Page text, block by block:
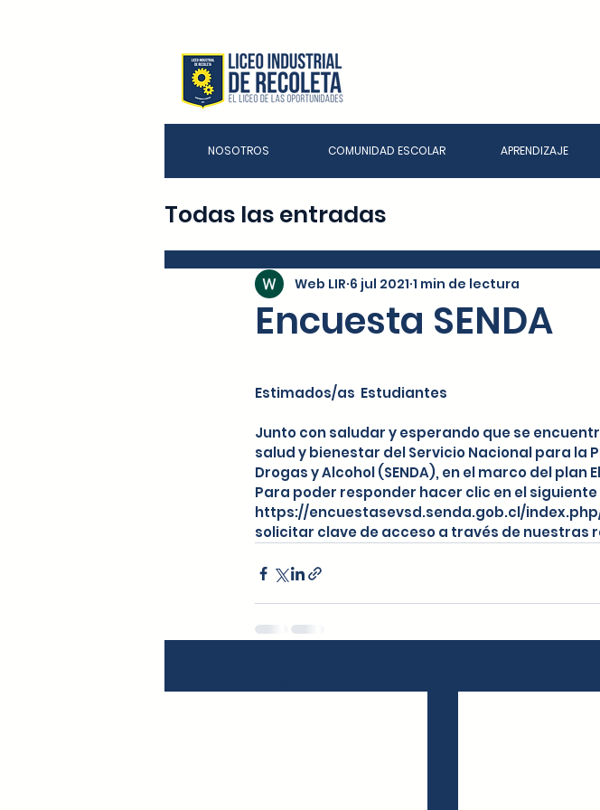
NOSOTROS COMUNIDAD ESCOLAR APRENDIZAJE
Todas las entradas
Encuesta SENDA
Web LIR 6 jul 2021 1 min de lectura
Estimados/as  Estudiantes
Junto con saludar y esperando que se
salud y bienestar del Servicio Nacional para la
Drogas y Alcohol (SENDA), en el marco del plan
Para poder responder hacer clic en el siguiente
https://encuestasevsd.senda.gob.cl/
solicitar clave de acceso a través de nuestras